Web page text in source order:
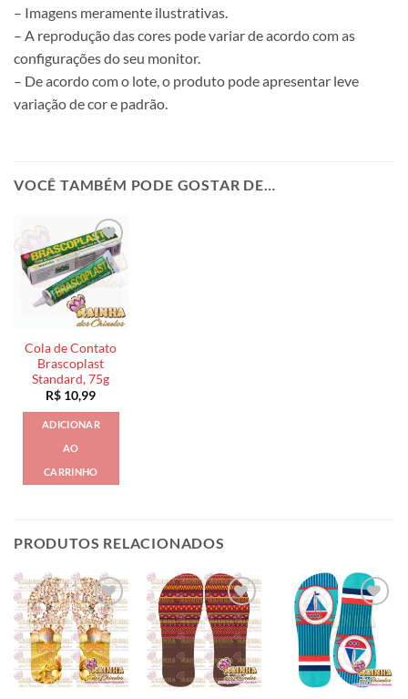
– Imagens meramente ilustrativas.
– A reprodução das cores pode variar de acordo com as
configurações do seu monitor.
– De acordo com o lote, o produto pode apresentar leve
variação de cor e padrão.
VOCÊ TAMBÉM PODE GOSTAR DE…
Cola de Contato
Brascoplast
Standard, 75g
R$ 10,99
ADICIONAR
AO
CARRINHO
PRODUTOS RELACIONADOS